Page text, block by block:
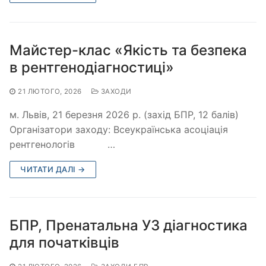
Майстер-клас «Якість та безпека
в рентгенодіагностиці»
21 ЛЮТОГО, 2026 ЗАХОДИ
м. Львів, 21 березня 2026 р. (захід БПР, 12 балів)
Організатори заходу: Всеукраїнська асоціація
рентгенологів …
ЧИТАТИ ДАЛІ →
БПР, Пренатальна УЗ діагностика
для початківців